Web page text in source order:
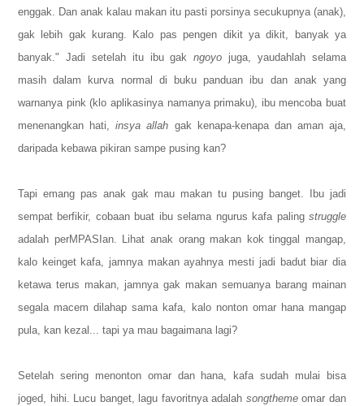
enggak. Dan anak kalau makan itu pasti porsinya secukupnya (anak),
gak lebih gak kurang. Kalo pas pengen dikit ya dikit, banyak ya
banyak." Jadi setelah itu ibu gakngoyo juga, yaudahlah selama
masih dalam kurva normal di buku panduan ibu dan anak yang
warnanya pink (klo aplikasinya namanya primaku), ibu mencoba buat
menenangkan hati,insya allah gak kenapa-kenapa dan aman aja,
daripada kebawa pikiran sampe pusing kan?
Tapi emang pas anak gak mau makan tu pusing banget. Ibu jadi
sempat berfikir, cobaan buat ibu selama ngurus kafa paling struggle
adalah perMPASIan. Lihat anak orang makan kok tinggal mangap,
kalo keinget kafa, jamnya makan ayahnya mesti jadi badut biar dia
ketawa terus makan, jamnya gak makan semuanya barang mainan
segala macem dilahap sama kafa, kalo nonton omar hana mangap
pula, kan kezal... tapi ya mau bagaimana lagi?
Setelah sering menonton omar dan hana, kafa sudah mulai bisa
joged, hihi. Lucu banget, lagu favoritnya adalah songthemeomar dan